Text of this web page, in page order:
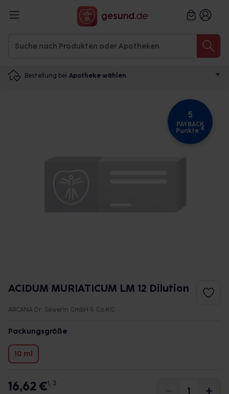
Bestellung bei Apotheke wählen
5
PAYBACK
Punkte 4
ACIDUM MURIATICUM LM 12 Dilution
ARCANA Dr. Sewerin GmbH & Co.KG
Packungsgröße
10 ml
16,62 €1, 3